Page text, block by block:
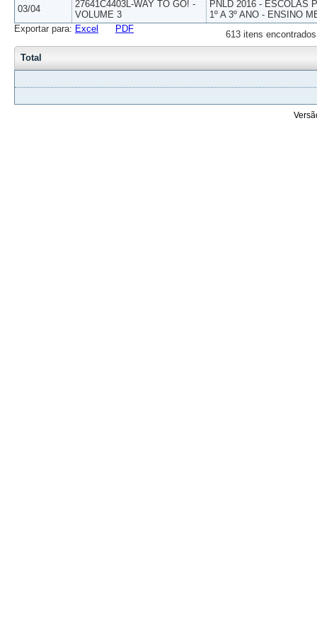
03/04
27641C4403L-WAY TO GO! -
VOLUME 3
PNLD 2016 - ESCOLAS
1º A 3º ANO - ENSINO
613 itens
Exportar para: Excel PDF
Total